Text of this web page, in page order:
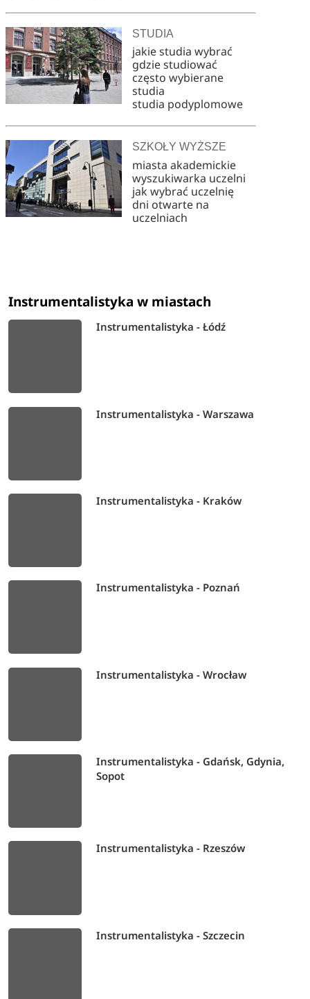
STUDIA
jakie studia wybrać
gdzie studiować
często wybierane
studia
studia podyplomowe
SZKOŁY WYŻSZE
miasta akademickie
wyszukiwarka uczelni
jak wybrać uczelnię
dni otwarte na
uczelniach
Instrumentalistyka w miastach
Instrumentalistyka - Łódź
Instrumentalistyka - Warszawa
Instrumentalistyka - Kraków
Instrumentalistyka - Poznań
Instrumentalistyka - Wrocław
Instrumentalistyka - Gdańsk, Gdynia,
Sopot
Instrumentalistyka - Rzeszów
Instrumentalistyka - Szczecin